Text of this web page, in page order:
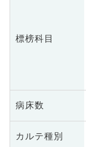
標榜科目
病床数
カルテ種別